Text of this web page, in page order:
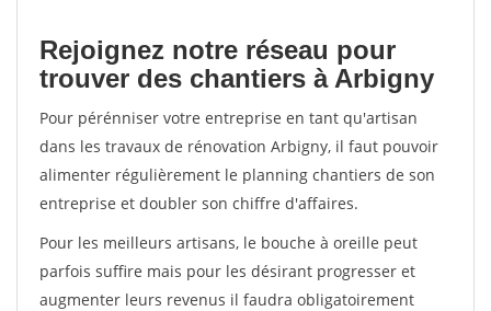
Rejoignez notre réseau pour
trouver des chantiers à Arbigny
Pour pérénniser votre entreprise en tant qu'artisan
dans les travaux de rénovation Arbigny, il faut pouvoir
alimenter régulièrement le planning chantiers de son
entreprise et doubler son chiffre d'affaires.
Pour les meilleurs artisans, le bouche à oreille peut
parfois suffire mais pour les désirant progresser et
augmenter leurs revenus il faudra obligatoirement